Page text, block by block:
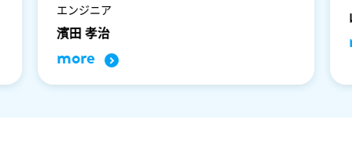
エンジニア
濱田 孝治
more